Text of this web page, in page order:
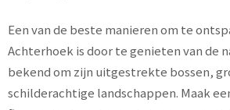
Een van de beste manieren om te
Achterhoek is door te genieten van de
bekend om zijn uitgestrekte bossen,
schilderachtige landschappen. Maak